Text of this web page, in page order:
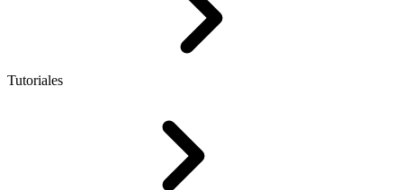
Tutoriales